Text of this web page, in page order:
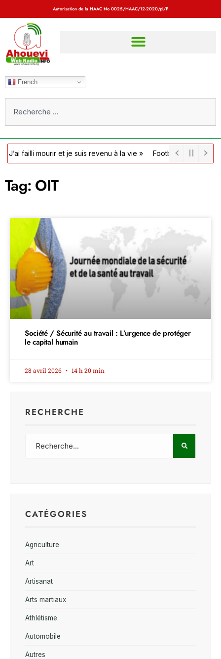
Autorisation de la HAAC No 0025/HAAC/12-2020/pl/P
French
mourir et je suis revenu à la vie » Football / Côte d’Ivoire :
Tag: OIT
Société / Sécurité au travail : L’urgence de protéger
le capital humain
28 avril 2026 14 h 20 min
RECHERCHE
CATÉGORIES
Agriculture
Art
Artisanat
Arts martiaux
Athlétisme
Automobile
Autres